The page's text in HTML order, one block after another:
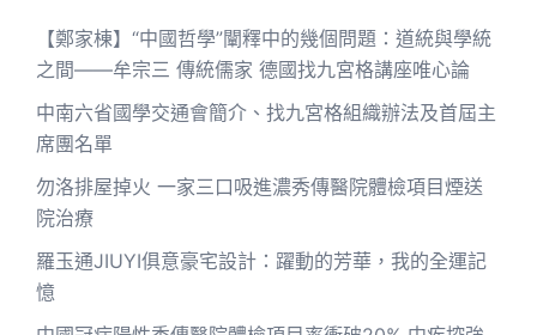
【鄭家棟】“中國哲學”闡釋中的幾個問題：道統與學統
之間——牟宗三 傳統儒家 德國找九宮格講座唯心論
中南六省國學交通會簡介、找九宮格組織辦法及首屆主
席團名單
勿洛排屋掉火 一家三口吸進濃秀傳醫院體檢項目煙送
院治療
羅玉通JIUYI俱意豪宅設計：躍動的芳華，我的全運記
憶